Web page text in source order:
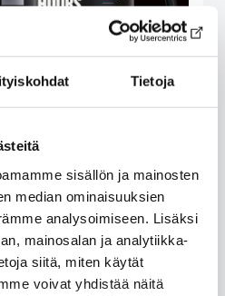
Tietoja
sisällön ja mainosten
median ominaisuuksien
analysoimiseen. Lisäksi
mainosalan ja analytiikka-
siitä, miten käytät
voivat yhdistää näitä
milloin
se kannattaa